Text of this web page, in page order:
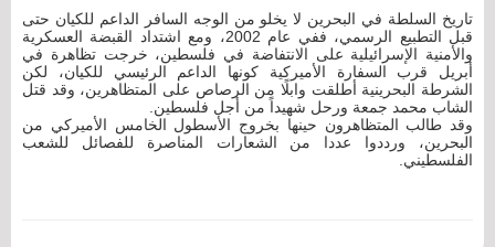
تاريخ السلطة في البحرين لا يخلو من الوجه السافر الداعم للكيان حتى
قبل التطبيع الرسمي، ففي عام 2002، ومع اشتداد القبضة العسكرية
والأمنية الإسرائيلية على الانتفاضة في فلسطين، خرجت تظاهرة في
أبريل قرب السفارة الأميركية كونها الداعم الرئيسي للكيان، لكن
الشرطة البحرينية أطلقت وابلًا من الرصاص على المتظاهرين، وقد قتل
الشاب محمد جمعة ورحل شهيداً من أجل فلسطين.
وقد طالب المتظاهرون حينها بخروج الأسطول الخامس الأميركي من
البحرين، ورددوا عددا من الشعارات المناصرة للفصائل للشعب
الفلسطيني.